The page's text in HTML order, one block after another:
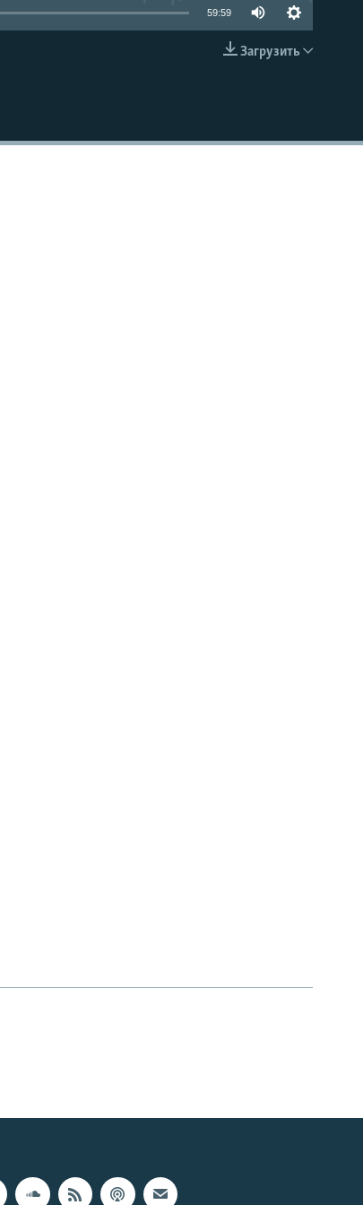
EMBED
59:59
Загрузить